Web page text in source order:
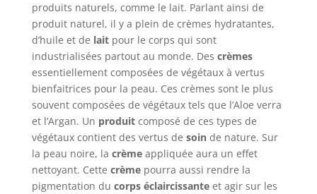
produits naturels, comme le lait. Parlant ainsi de
produit naturel, il y a plein de crèmes hydratantes,
d’huile et de laitpour le corps qui sont
industrialisées partout au monde. Des crèmes
essentiellement composées de végétaux à vertus
bienfaitrices pour la peau. Ces crèmes sont le plus
souvent composées de végétaux tels que l’Aloe verra
et l’Argan. Un produitcomposé de ces types de
végétaux contient des vertus de soin de nature. Sur
la peau noire, la crèmeappliquée aura un effet
nettoyant. Cette crèmepourra aussi rendre la
pigmentation du corps éclaircissante et agir sur les